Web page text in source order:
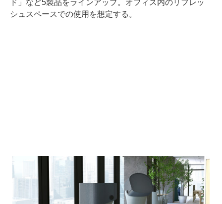
ド」など5製品をラインアップ。オフィス内のリフレッ
シュスペースでの使用を想定する。